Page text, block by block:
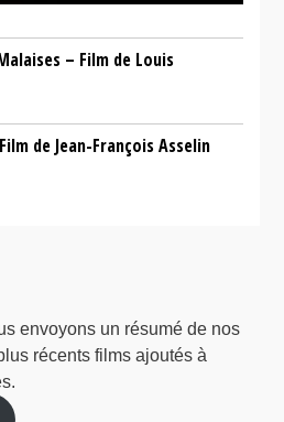
– Film de Louis
de Jean-François Asselin
envoyons un résumé de nos
récents films ajoutés à